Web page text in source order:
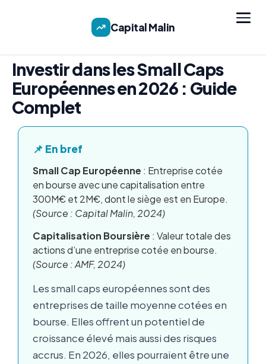
Capital Malin
Investir dans les Small Caps
Européennes en 2026 : Guide
Complet
📌 En bref
Small Cap Européenne : Entreprise cotée
en bourse avec une capitalisation entre
300M€ et 2M€, dont le siège est en Europe.
(Source : Capital Malin, 2024)
Capitalisation Boursière : Valeur totale des
actions d’une entreprise cotée en bourse.
(Source : AMF, 2024)
Les small caps européennes sont des
entreprises de taille moyenne cotées en
bourse. Elles offrent un potentiel de
croissance élevé mais aussi des risques
accrus. En 2026, elles pourraient être une